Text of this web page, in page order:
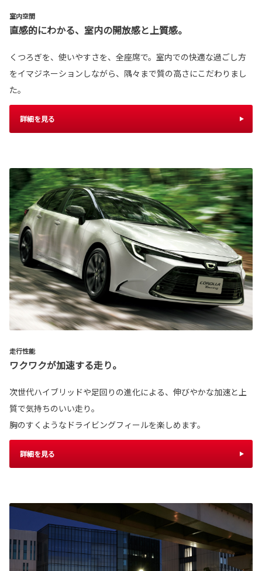
室内空間
直感的にわかる、室内の開放感と上質感。
くつろぎを、使いやすさを、全座席で。室内での快適な過ごし方
をイマジネーションしながら、隅々まで質の高さにこだわりまし
た。
詳細を見る
走行性能
ワクワクが加速する走り。
次世代ハイブリッドや足回りの進化による、伸びやかな加速と上
質で気持ちのいい走り。
胸のすくようなドライビングフィールを楽しめます。
詳細を見る